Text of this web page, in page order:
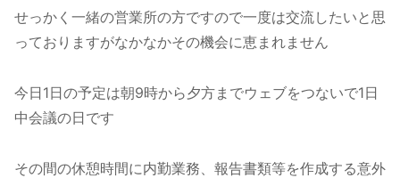
せっかく一緒の営業所の方ですので一度は交流したいと思
っておりますがなかなかその機会に恵まれません
今日1日の予定は朝9時から夕方までウェブをつないで1日
中会議の日です
その間の休憩時間に内勤業務、報告書類等を作成する意外